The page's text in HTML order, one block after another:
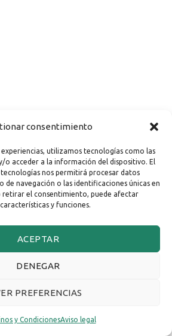
consentimiento
utilizamos tecnologías como las
o acceder a la información del dispositivo. El
nos permitirá procesar datos
navegación o las identificaciones únicas en
retirar el consentimiento, puede afectar
y funciones.
ACEPTAR
DENEGAR
PREFERENCIAS
y CondicionesAviso legal